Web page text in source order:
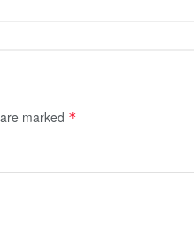
marked *